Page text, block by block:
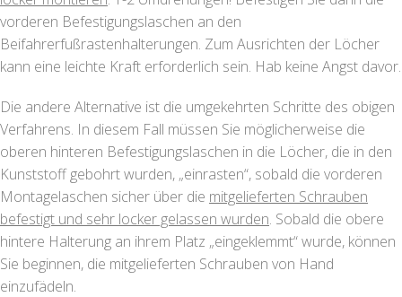
vorderen Befestigungslaschen an den
Beifahrerfußrastenhalterungen. Zum Ausrichten der Löcher
kann eine leichte Kraft erforderlich sein. Hab keine Angst davor.
Die andere Alternative ist die umgekehrten Schritte des obigen
Verfahrens. In diesem Fall müssen Sie möglicherweise die
oberen hinteren Befestigungslaschen in die Löcher, die in den
Kunststoff gebohrt wurden, „einrasten“, sobald die vorderen
Montagelaschen sicher über die mitgelieferten Schrauben
befestigt und sehr locker gelassen wurden. Sobald die obere
hintere Halterung an ihrem Platz „eingeklemmt“ wurde, können
Sie beginnen, die mitgelieferten Schrauben von Hand
einzufädeln.